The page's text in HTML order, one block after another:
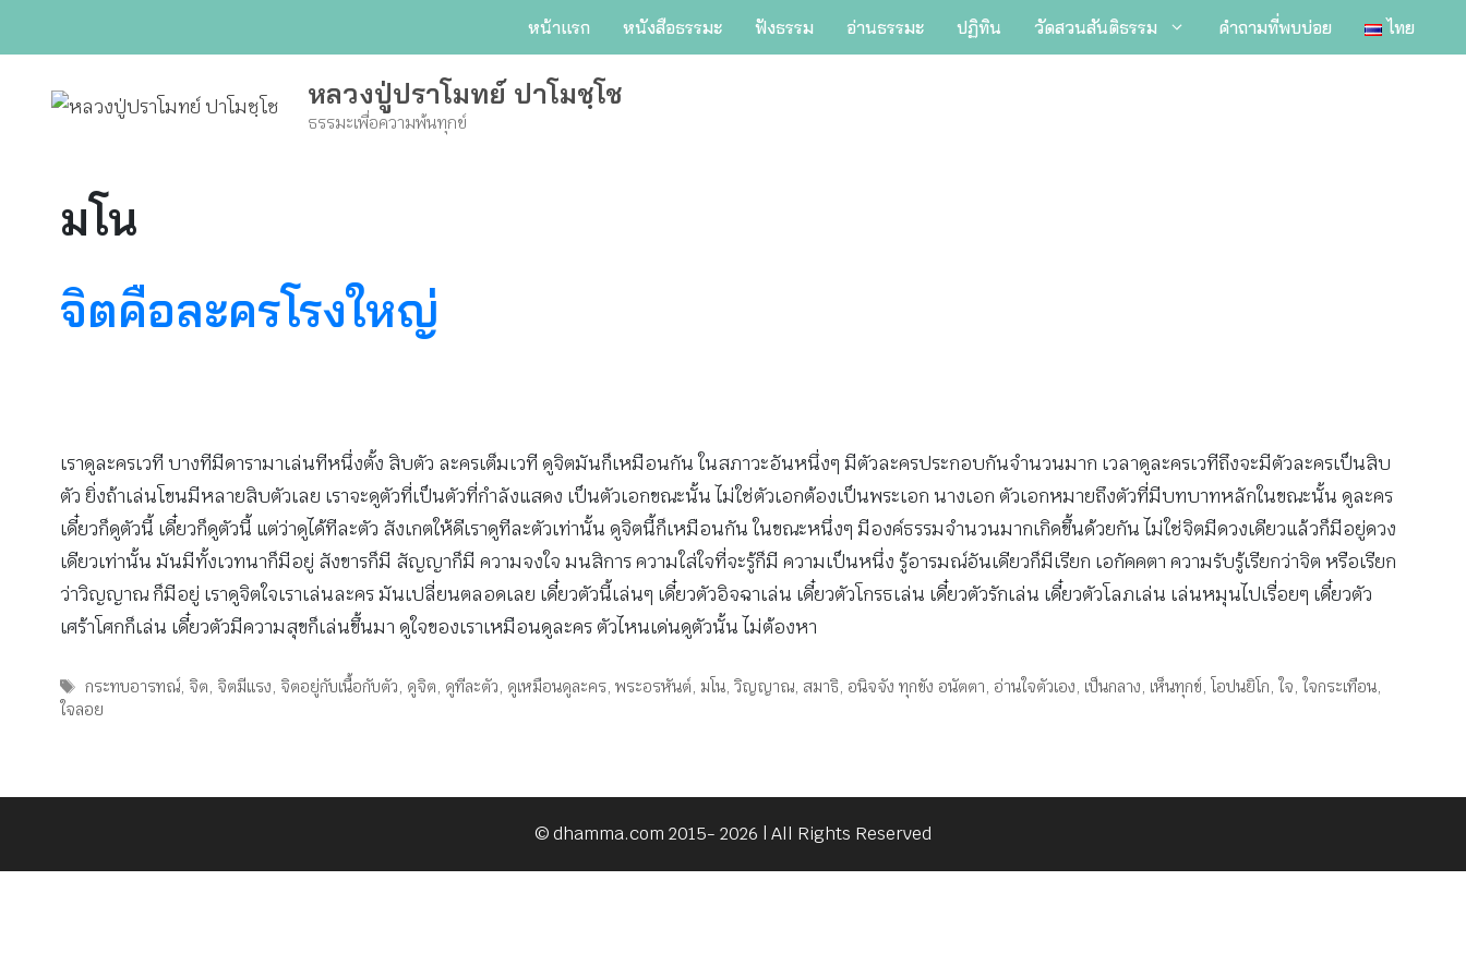
หน้าแรก หนังสือธรรมะ ฟังธรรม อ่านธรรมะ ปฏิทิน วัดสวนสันติธรรม คำถามที่พบบ่อย ไทย
หลวงปู่ปราโมทย์ ปาโมชฺโช
ธรรมะเพื่อความพ้นทุกข์
มโน
จิตคือละครโรงใหญ่
เราดูละครเวที บางทีมีดารามาเล่นทีหนึ่งตั้ง สิบตัว ละครเต็มเวที ดูจิตมันก็เหมือนกัน ในสภาวะอันหนึ่งๆ มีตัวละครประกอบกันจำนวนมาก เวลาดูละครเวทีถึงจะมีตัวละครเป็นสิบ
ตัว ยิ่งถ้าเล่นโขนมีหลายสิบตัวเลย เราจะดูตัวที่เป็นตัวที่กำลังแสดง เป็นตัวเอกขณะนั้น ไม่ใช่ตัวเอกต้องเป็นพระเอก นางเอก ตัวเอกหมายถึงตัวที่มีบทบาทหลักในขณะนั้น ดูละคร
เดี๋ยวก็ดูตัวนี้ เดี๋ยวก็ดูตัวนี้ แต่ว่าดูได้ทีละตัว สังเกตให้ดีเราดูทีละตัวเท่านั้น ดูจิตนี้ก็เหมือนกัน ในขณะหนึ่งๆ มีองค์ธรรมจำนวนมากเกิดขึ้นด้วยกัน ไม่ใช่จิตมีดวงเดียวแล้วก็มีอยู่ดวง
เดียวเท่านั้น มันมีทั้งเวทนาก็มีอยู่ สังขารก็มี สัญญาก็มี ความจงใจ มนสิการ ความใส่ใจที่จะรู้ก็มี ความเป็นหนึ่ง รู้อารมณ์อันเดียวก็มีเรียก เอกัคคตา ความรับรู้เรียกว่าจิต หรือเรียก
ว่าวิญญาณ ก็มีอยู่ เราดูจิตใจเราเล่นละคร มันเปลี่ยนตลอดเลย เดี๋ยวตัวนี้เล่นๆ เดี๋ยวตัวอิจฉาเล่น เดี๋ยวตัวโกรธเล่น เดี๋ยวตัวรักเล่น เดี๋ยวตัวโลภเล่น เล่นหมุนไปเรื่อยๆ เดี๋ยวตัว
เศร้าโศกก็เล่น เดี๋ยวตัวมีความสุขก็เล่นขึ้นมา ดูใจของเราเหมือนดูละคร ตัวไหนเด่นดูตัวนั้น ไม่ต้องหา
Tags
กระทบอารทณ์, จิต, จิตมีแรง, จิตอยู่กับเนื้อกับตัว, ดูจิต, ดูทีละตัว, ดูเหมือนดูละคร,พระอรหันต์, มโน,วิญญาณ, สมาธิ, อนิจจัง ทุกขัง อนัตตา, อ่านใจตัวเอง, เป็นกลาง, เห็นทุกข์,โอปนยิโก,ใจ,ใจกระเทือน,
ใจลอย
© dhamma.com 2015- 2026 | All Rights Reserved